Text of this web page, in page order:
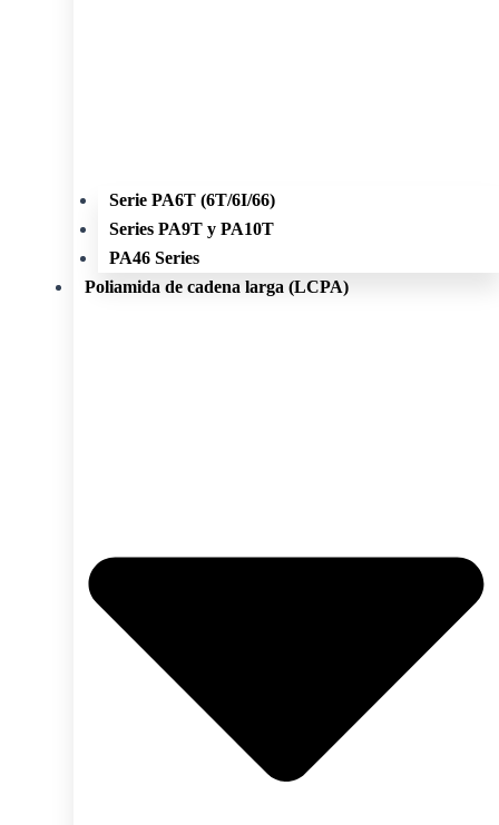
Serie PA6T (6T/6I/66)
Series PA9T y PA10T
PA46 Series
Poliamida de cadena larga (LCPA)